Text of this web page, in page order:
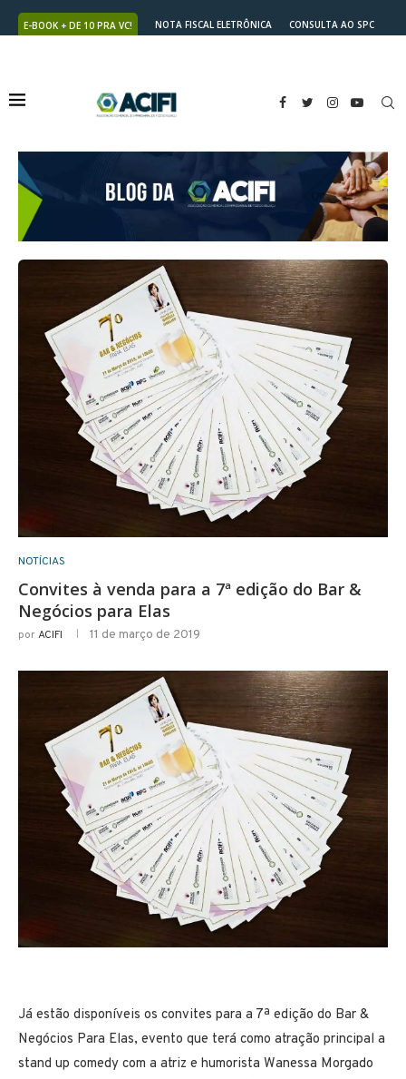
E-BOOK + DE 10 PRA VC! NOTA FISCAL ELETRÔNICA
CONSULTA AO SPC
NOTÍCIAS
Convites à venda para a 7ª edição do Bar &
Negócios para Elas
porACIFI 11 de março de 2019
Já estão disponíveis os convites para a 7ª edição do Bar &
Negócios Para Elas, evento que terá como atração principal a
stand up comedy com a atriz e humorista Wanessa Morgado